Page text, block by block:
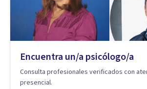
Encuentra un/a psicólogo/a
Consulta profesionales verificados con
presencial.